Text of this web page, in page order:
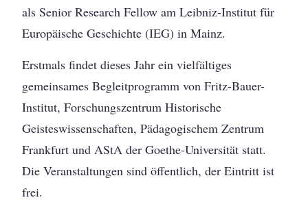
als Senior Research Fellow am Leibniz-Institut für
Europäische Geschichte (IEG) in Mainz.
Erstmals findet dieses Jahr ein vielfältiges
gemeinsames Begleitprogramm von Fritz-Bauer-
Institut, Forschungszentrum Historische
Geisteswissenschaften, Pädagogischem Zentrum
Frankfurt und AStA der Goethe-Universität statt.
Die Veranstaltungen sind öffentlich, der Eintritt ist
frei.